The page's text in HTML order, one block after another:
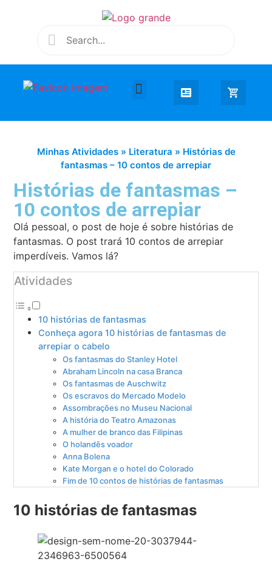
Minhas Atividades» Literatura » Histórias de
fantasmas – 10 contos de arrepiar
Histórias de fantasmas –
10 contos de arrepiar
Olá pessoal, o post de hoje é sobre histórias de
fantasmas. O post trará 10 contos de arrepiar
imperdíveis. Vamos lá?
Atividades
10 histórias de fantasmas
Conheça agora 10 histórias de fantasmas de
arrepiar o cabelo
Os fantasmas do Stanley Hotel
Abraham Lincoln na casa Branca
Os fantasmas de Auschwitz
Os escravos do Mercado Modelo
Assombrações no Museu Nacional
A história do Teatro Amazonas
A mulher de branco das Filipinas
O holandês voador
Anna Bolena
Kate Morgan e o hotel do Colorado
Fim de 10 contos de histórias de fantasmas
10 histórias de fantasmas